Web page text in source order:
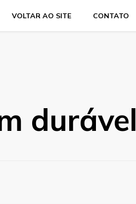
VOLTAR AO SITE CONTATO
durável